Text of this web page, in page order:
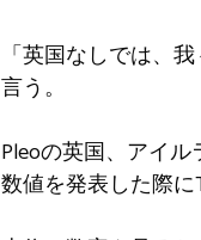
「英国なしでは、
言う。
Pleoの英国、アイ
数値を発表した際に